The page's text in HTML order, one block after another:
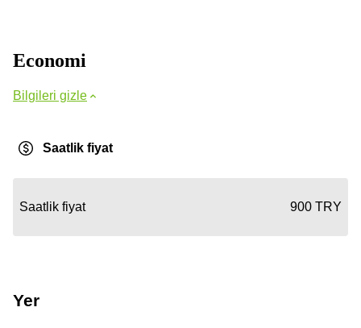
Economi
Bilgileri gizle
Saatlik fiyat
Saatlik fiyat 900 TRY
Yer